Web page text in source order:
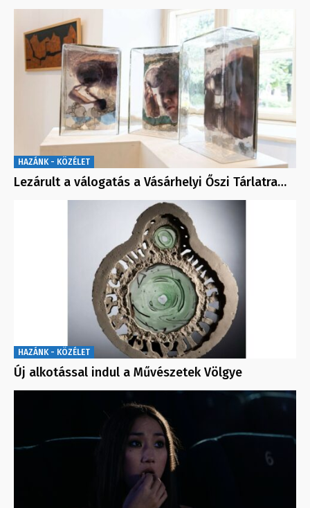
HAZÁNK - KÖZÉLET
Lezárult a válogatás a Vásárhelyi Őszi Tárlatra…
HAZÁNK - KÖZÉLET
Új alkotással indul a Művészetek Völgye